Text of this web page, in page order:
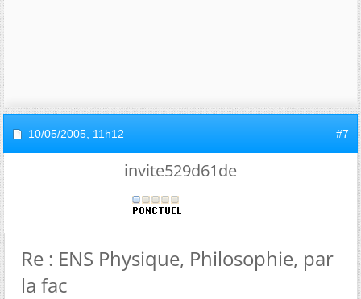
10/05/2005, 11h12 #7
invite529d61de
Re : ENS Physique, Philosophie, par
la fac